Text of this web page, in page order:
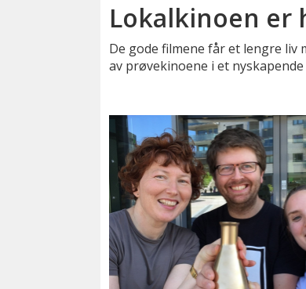
Lokalkinoen er
De gode filmene får et lengre liv
av prøvekinoene i et